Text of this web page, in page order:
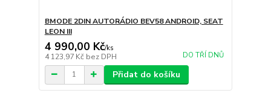
BMODE 2DIN AUTORÁDIO BEV58 ANDROID, SEAT
LEON III
4 990,00 Kč/ks
4 123,97 Kč bez DPH DO TŘÍ DNŮ
Přidat do košíku